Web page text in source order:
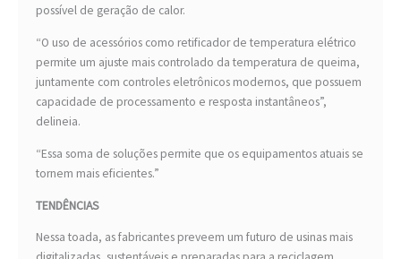
possível de geração de calor.
“O uso de acessórios como retificador de temperatura elétrico
permite um ajuste mais controlado da temperatura de queima,
juntamente com controles eletrônicos modernos, que possuem
capacidade de processamento e resposta instantâneos”,
delineia.
“Essa soma de soluções permite que os equipamentos atuais se
tornem mais eficientes.”
TENDÊNCIAS
Nessa toada, as fabricantes preveem um futuro de usinas mais